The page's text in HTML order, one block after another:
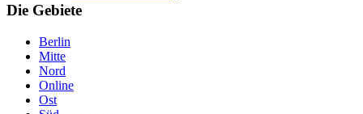
Die Gebiete
Berlin
Mitte
Nord
Online
Ost